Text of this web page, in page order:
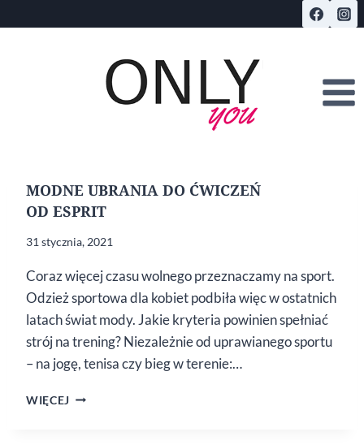
do
MODNE UBRANIA DO ĆWICZEŃ
OD ESPRIT
31 stycznia, 2021
Coraz więcej czasu wolnego przeznaczamy na sport.
Odzież sportowa dla kobiet podbiła więc w ostatnich
latach świat mody. Jakie kryteria powinien spełniać
strój na trening? Niezależnie od uprawianego sportu
– na jogę, tenisa czy bieg w terenie:…
WIĘCEJ MODNE